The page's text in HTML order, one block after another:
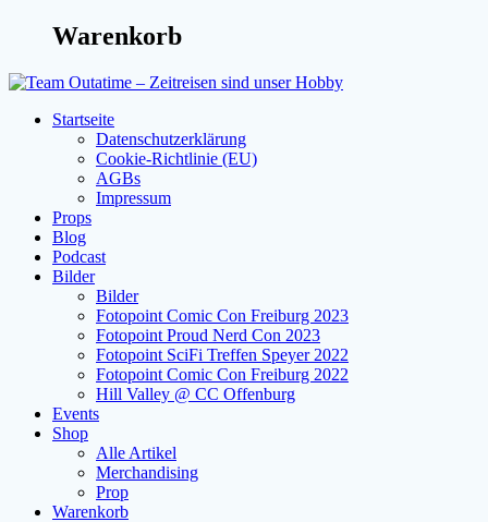
Warenkorb
Startseite
Datenschutzerklärung
Cookie-Richtlinie (EU)
AGBs
Impressum
Props
Blog
Podcast
Bilder
Bilder
Fotopoint Comic Con Freiburg 2023
Fotopoint Proud Nerd Con 2023
Fotopoint SciFi Treffen Speyer 2022
Fotopoint Comic Con Freiburg 2022
Hill Valley @ CC Offenburg
Events
Shop
Alle Artikel
Merchandising
Prop
Warenkorb